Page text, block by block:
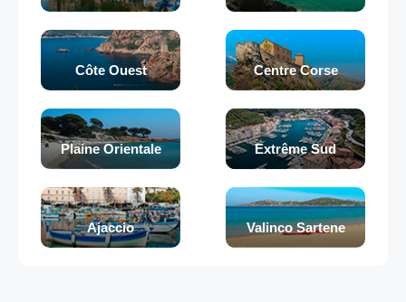
Côte Ouest Centre Corse
Plaine Orientale Extrême Sud
Ajaccio Valinco Sartene